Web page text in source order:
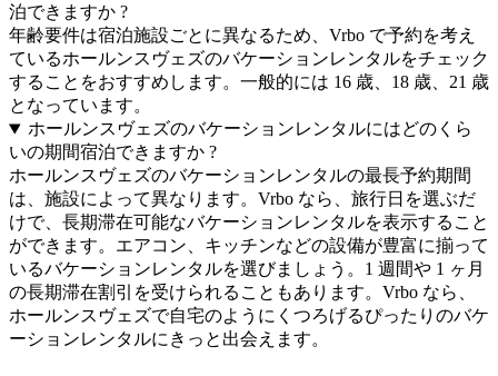
泊できますか ?
年齢要件は宿泊施設ごとに異なるため、Vrbo で予約を考え
ているホールンスヴェズのバケーションレンタルをチェック
することをおすすめします。一般的には 16 歳、18 歳、21 歳
となっています。
ホールンスヴェズのバケーションレンタルにはどのくら
いの期間宿泊できますか ?
ホールンスヴェズのバケーションレンタルの最長予約期間
は、施設によって異なります。Vrbo なら、旅行日を選ぶだ
けで、長期滞在可能なバケーションレンタルを表示すること
ができます。エアコン、キッチンなどの設備が豊富に揃って
いるバケーションレンタルを選びましょう。1 週間や 1 ヶ月
の長期滞在割引を受けられることもあります。Vrbo なら、
ホールンスヴェズで自宅のようにくつろげるぴったりのバケ
ーションレンタルにきっと出会えます。